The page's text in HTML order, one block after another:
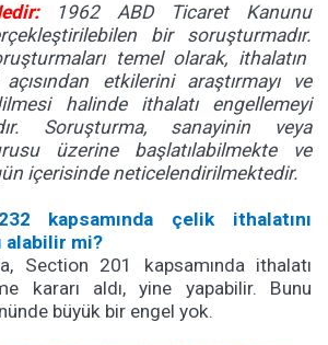
1962 ABD Ticaret Kanunu
bir soruşturmadır.
temel olarak, ithalatın
açısından etkilerini araştırmayı ve
halinde ithalatı engellemeyi
Soruşturma, sanayinin veya
üzerine başlatılabilmekte ve
içerisinde neticelendirilmektedir.
kapsamında çelik ithalatını
alabilir mi?
Section 201 kapsamında ithalatı
kararı aldı, yine yapabilir. Bunu
büyük bir engel yok.